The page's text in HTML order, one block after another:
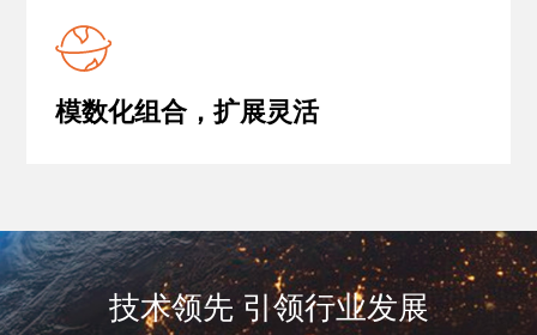
模数化组合，扩展灵活
技术领先 引领行业发展